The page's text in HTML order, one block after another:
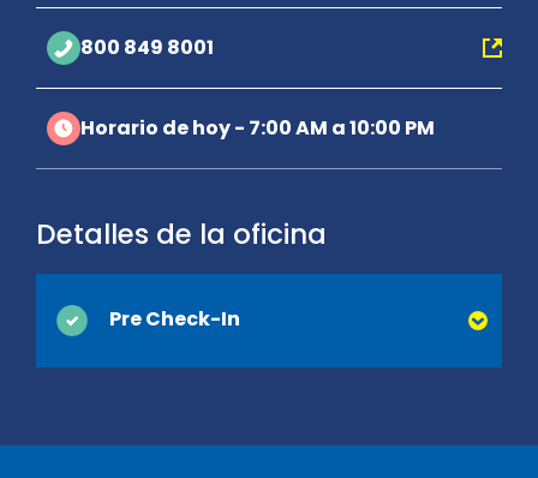
800 849 8001
Horario de hoy - 7:00 AM a 10:00 PM
Detalles de la oficina
Pre Check-In
Simplemente proporcione su licencia de